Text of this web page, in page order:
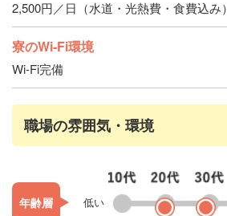
2,500円／日（水道・光熱費・食費込み）
寮のWi-Fi環境
Wi-Fi完備
職場の雰囲気・環境
年齢層 低い